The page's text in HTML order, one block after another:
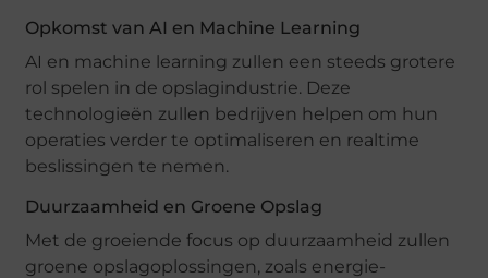
Opkomst van AI en Machine Learning
AI en machine learning zullen een steeds grotere
rol spelen in de opslagindustrie. Deze
technologieën zullen bedrijven helpen om hun
operaties verder te optimaliseren en realtime
beslissingen te nemen.
Duurzaamheid en Groene Opslag
Met de groeiende focus op duurzaamheid zullen
groene opslagoplossingen, zoals energie-